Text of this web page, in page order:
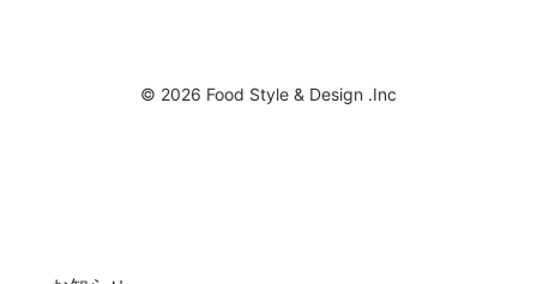
© 2026 Food Style & Design .Inc